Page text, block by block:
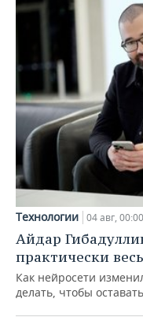
Технологии 04 авг, 00:00
Айдар
практически
Как нейросети
делать, чтобы